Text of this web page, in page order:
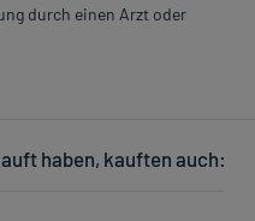
durch einen Arzt oder
haben, kauften auch: